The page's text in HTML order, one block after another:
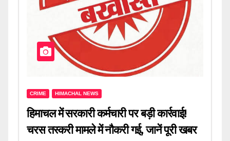
CRIME HIMACHAL NEWS
हिमाचल में सरकारी कर्मचारी पर बड़ी कार्रवाई!
चरस तस्करी मामले में नौकरी गई, जानें पूरी खबर